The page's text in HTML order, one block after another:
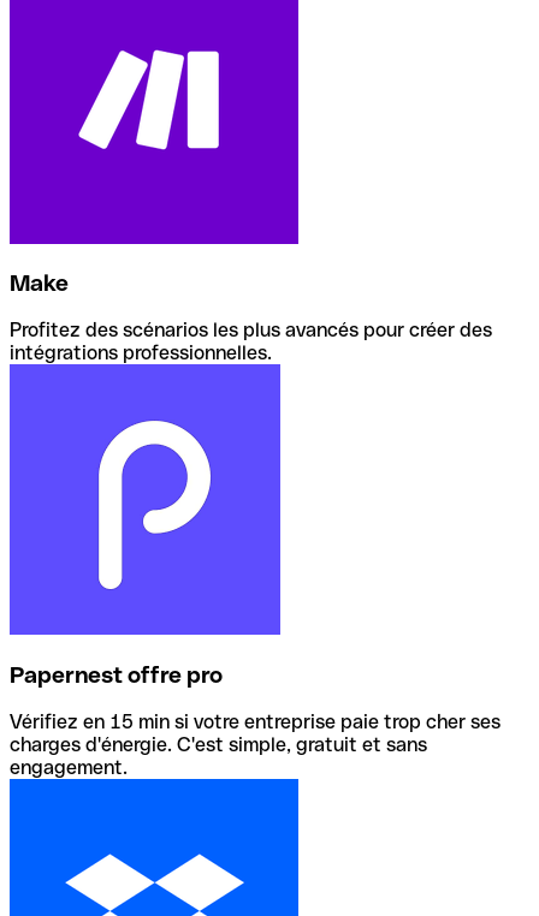
Make
Profitez des scénarios les plus avancés pour créer des
intégrations professionnelles.
Papernest offre pro
Vérifiez en 15 min si votre entreprise paie trop cher ses
charges d'énergie. C'est simple, gratuit et sans
engagement.